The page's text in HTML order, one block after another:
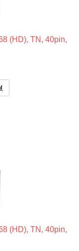
(HD), TN, 40pin,
(HD), TN, 40pin,